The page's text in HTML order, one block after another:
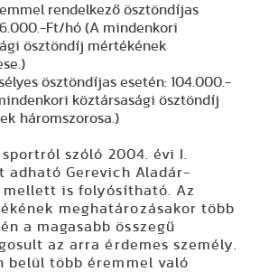
rendelkező ösztöndíjas
Ft/hó (A mindenkori
ösztöndíj mértékének
ösztöndíjas esetén: 104.000.-
köztársasági ösztöndíj
háromszorosa.)
szóló 2004. évi I.
adható Gerevich Aladár-
is folyósítható. Az
meghatározásakor több
a magasabb összegű
az arra érdemes személy.
belül több éremmel való